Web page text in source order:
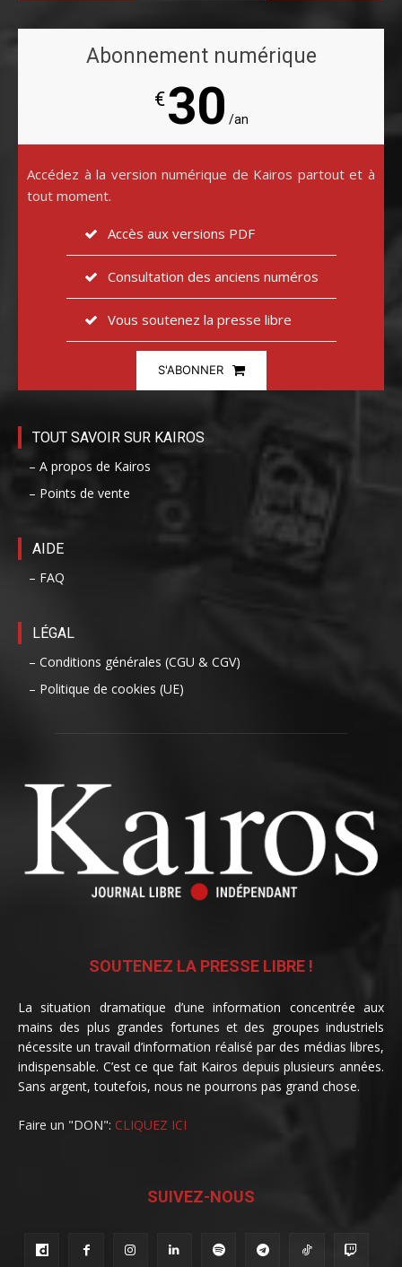
Abonnement numérique
€30 /an
Accédez à la version numérique de Kairos partout et à
tout moment.
Accès aux versions PDF
Consultation des anciens numéros
Vous soutenez la presse libre
S'ABONNER
TOUT SAVOIR SUR KAIROS
– A propos de Kairos
– Points de vente
AIDE
– FAQ
LÉGAL
– Conditions générales (CGU & CGV)
– Politique de cookies (UE)
SOUTENEZ LA PRESSE LIBRE !
La situation dramatique d’une information concentrée aux
mains des plus grandes fortunes et des groupes industriels
nécessite un travail d’information réalisé par des médias libres,
indispensable. C’est ce que fait Kairos depuis plusieurs années.
Sans argent, toutefois, nous ne pourrons pas grand chose.
Faire un "DON": CLIQUEZ ICI
SUIVEZ-NOUS